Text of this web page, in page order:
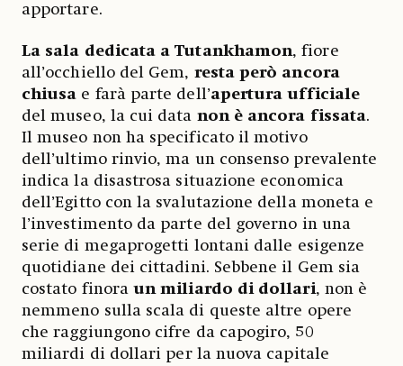
apportare.
La sala dedicata a Tutankhamon, fiore
all’occhiello del Gem, resta però ancora
chiusa e farà parte dell’apertura ufficiale
del museo, la cui data non è ancora fissata.
Il museo non ha specificato il motivo
dell’ultimo rinvio, ma un consenso prevalente
indica la disastrosa situazione economica
dell’Egitto con la svalutazione della moneta e
l’investimento da parte del governo in una
serie di megaprogetti lontani dalle esigenze
quotidiane dei cittadini. Sebbene il Gem sia
costato finoraun miliardo di dollari, non è
nemmeno sulla scala di queste altre opere
che raggiungono cifre da capogiro, 50
miliardi di dollari per la nuova capitale